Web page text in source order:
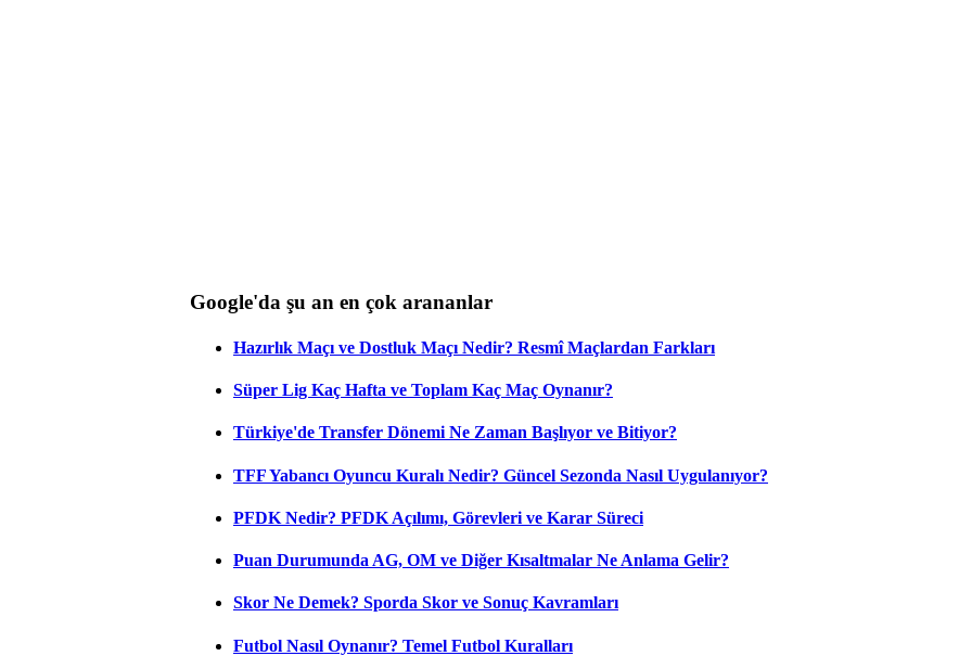
Google'da şu an en çok arananlar
Hazırlık Maçı ve Dostluk Maçı Nedir? Resmî Maçlardan Farkları
Süper Lig Kaç Hafta ve Toplam Kaç Maç Oynanır?
Türkiye'de Transfer Dönemi Ne Zaman Başlıyor ve Bitiyor?
TFF Yabancı Oyuncu Kuralı Nedir? Güncel Sezonda Nasıl Uygulanıyor?
PFDK Nedir? PFDK Açılımı, Görevleri ve Karar Süreci
Puan Durumunda AG, OM ve Diğer Kısaltmalar Ne Anlama Gelir?
Skor Ne Demek? Sporda Skor ve Sonuç Kavramları
Futbol Nasıl Oynanır? Temel Futbol Kuralları